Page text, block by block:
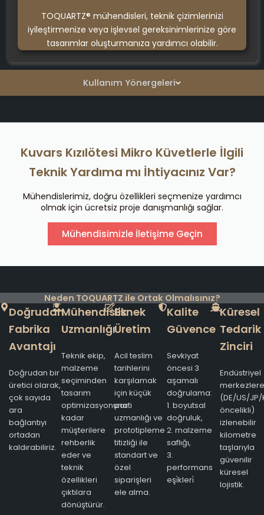
Kullanım Yönergeleri
TOQUARTZ® mühendisleri, teknik çizimlerinizi
iyileştirmenize veya işlevsel gereksinimlerinize göre
tasarımlar oluşturmanıza yardımcı olabilir.
Kuvars Kızılötesi Mikro Küvetlerle İlgili
Teknik Yardıma mı İhtiyacınız Var?
Mühendislerimiz, doğru özellikleri seçmenize yardımcı
olmak için ücretsiz proje danışmanlığı sağlar.
Mühendisimizle İletişime Geçin
Neden TOQUARTZ ile Ortak Olmalısınız?
Doğrudan
Fabrika
Avantajı
Doğrudan bir
üretici olarak,
çok sayıda
ara
bağlantıyı
ortadan
kaldırabiliriz.
Mühendislik
Uzmanlığı
Teknik ekip,
malzeme
seçiminden
tasarım
optimizasyonuna
kadar
müşterilere
rehberlik
eder ve
teknik
özellikleri
çıktılara
dönüştürür.
Esnek
Üretim
Acil teslim
tarihlerini
karşılamak
için küçük
parti
uzmanlığı ve
prototipleme
titizliği ile
standart ve
özel
siparişleri
ele alma.
Kalite
Güvence
Sevkiyat
öncesi 3
aşamalı
doğrulama:
1. boyutsal
doğruluk,
2. malzeme
saflığı,
3.
performans
eşi̇kleri̇
Küresel
Tedarik
Zinciri
Endüstriyel
merkezlere
(DE/US/JP/
öncelikli)
izlenebilir
kilometre
taşlarıyla
güvenilir
küresel
lojistik.